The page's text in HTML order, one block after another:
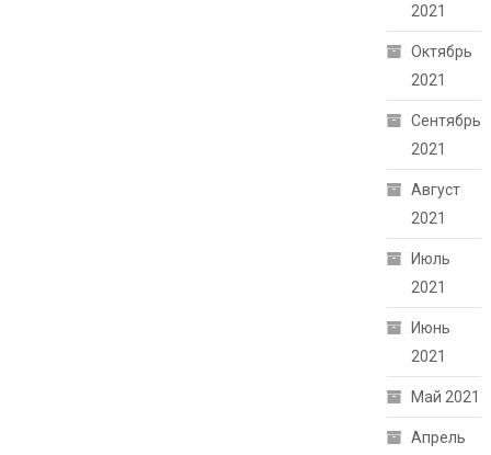
2021
Октябрь
2021
Сентябрь
2021
Август
2021
Июль
2021
Июнь
2021
Май 2021
Апрель